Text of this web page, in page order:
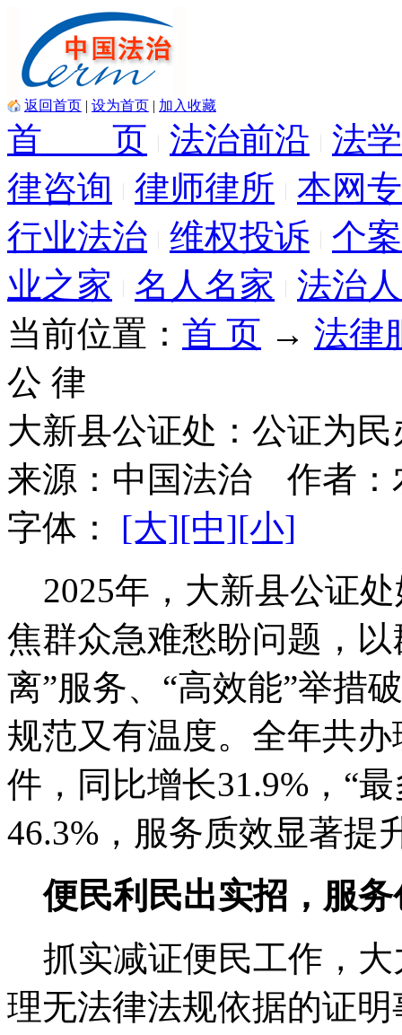
返回首页 | 设为首页 | 加入收藏
首 页 法治前沿
法
律咨询
律师律所
本网
行业法治 维权投诉
个
业之家
名人名家
法治
当前位置： 首 页 → 法律
公 律
大新县公证处：公证为
来源： 中国法治 作者：
字体： [大][中][小]
2025年，大新县公证处
焦群众急难愁盼问题，
离”服务、“高效能”举措
规范又有温度。全年共
件，同比增长31.9%，“
46.3%，服务质效显著提
便民利民出实招，服
抓实减证便民工作，大
理无法律法规依据的证